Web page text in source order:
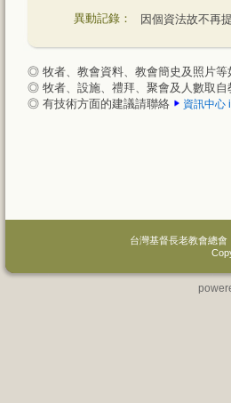
異動記錄：
因個資法故不再
◎ 牧者、教會資料、教會簡史及照片等
◎ 牧者、設施、禮拜、聚會及人數取自
◎ 有技術方面的建議請聯絡 資訊中心
台灣基督長老教會總會